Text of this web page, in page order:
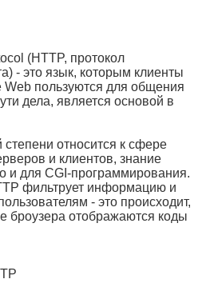
(HTTP, протокол
- это язык, которым клиенты
пользуются для общения
дела, является основой в
относится к сфере
и клиентов, знание
и для CGI-программирования.
фильтрует информацию и
- это происходит,
броузера отображаются коды